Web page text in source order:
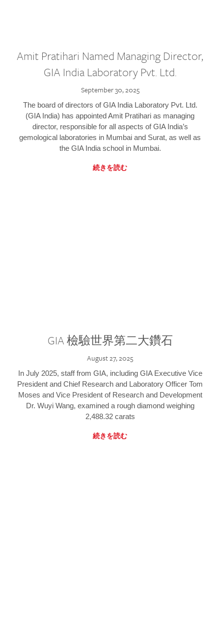
Amit Pratihari Named Managing Director,
GIA India Laboratory Pvt. Ltd.
September 30, 2025
The board of directors of GIA India Laboratory Pvt. Ltd.
(GIA India) has appointed Amit Pratihari as managing
director, responsible for all aspects of GIA India’s
gemological laboratories in Mumbai and Surat, as well as
the GIA India school in Mumbai.
続きを読む
GIA 檢驗世界第二大鑽石
August 27, 2025
In July 2025, staff from GIA, including GIA Executive Vice
President and Chief Research and Laboratory Officer Tom
Moses and Vice President of Research and Development
Dr. Wuyi Wang, examined a rough diamond weighing
2,488.32 carats
続きを読む